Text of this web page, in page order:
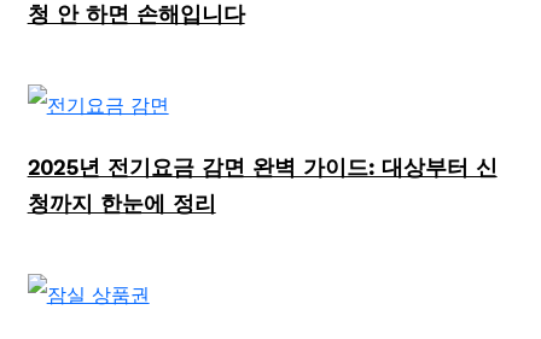
청 안 하면 손해입니다
2025년 전기요금 감면 완벽 가이드: 대상부터 신
청까지 한눈에 정리